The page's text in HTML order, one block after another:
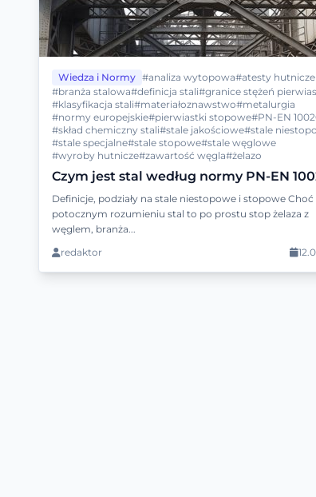
Wiedza i Normy #analiza wytopowa#atesty hutnicze
#branża stalowa#definicja stali#granice stężeń
#klasyfikacja stali#materiałoznawstwo#metalurgia
#normy europejskie#pierwiastki stopowe#PN-EN
#skład chemiczny stali#stale jakościowe#stale
#stale specjalne#stale stopowe#stale węglowe
#wyroby hutnicze#zawartość węgla#żelazo
Czym jest stal według normy PN-EN
Definicje, podziały na stale niestopowe i stopowe
potocznym rozumieniu stal to po prostu stop żelaza z
węglem, branża...
redaktor